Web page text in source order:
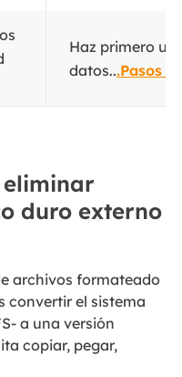
Haz primero
datos...Pasos
eliminar
duro externo
archivos formateado
convertir el sistema
a una versión
copiar, pegar,